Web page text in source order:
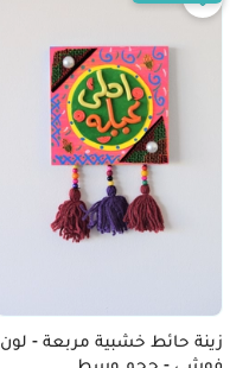
زينة حائط خشبية مربعة - لون